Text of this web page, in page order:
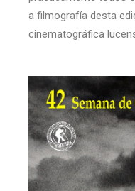
a filmografía desta
cinematográfica